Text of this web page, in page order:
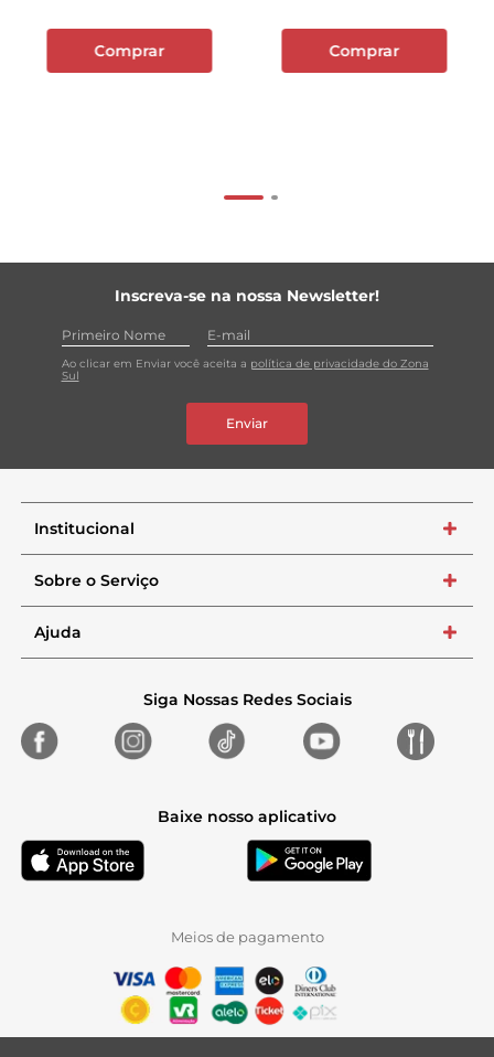
Comprar Comprar
Inscreva-se na nossa Newsletter!
Ao clicar em Enviar você aceita a política de privacidade do Zona
Sul
Enviar
Institucional +
Sobre o Serviço +
Ajuda +
Siga Nossas Redes Sociais
Baixe nosso aplicativo
Meios de pagamento